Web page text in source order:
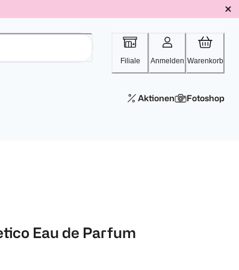
Filiale Anmelden Warenkorb
Aktionen Fotoshop
Eau de Parfum